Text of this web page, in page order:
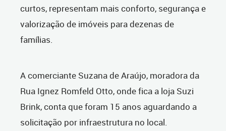
curtos, representam mais conforto, segurança e
valorização de imóveis para dezenas de
famílias.
A comerciante Suzana de Araújo, moradora da
Rua Ignez Romfeld Otto, onde fica a loja Suzi
Brink, conta que foram 15 anos aguardando a
solicitação por infraestrutura no local.